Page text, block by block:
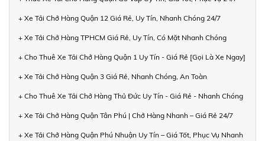
+ Xe Tải Chở Hàng Quận 12 Giá Rẻ, Uy Tín, Nhanh Chóng 24/7
+ Xe Tải Chở Hàng TPHCM Giá Rẻ, Uy Tín, Có Mặt Nhanh Chóng
+ Cho Thuê Xe Tải Chở Hàng Quận 1 Uy Tín - Giá Rẻ [Gọi Là Xe Ngay]
+ Xe Tải Chở Hàng Quận 3 Giá Rẻ, Nhanh Chóng, An Toàn
+ Cho Thuê Xe Tải Chở Hàng Thủ Đức Uy Tín - Giá Rẻ - Nhanh Chóng
+ Xe Tải Chở Hàng Quận Tân Phú | Chở Hàng Nhanh – Giá Rẻ 24/7
+ Xe Tải Chở Hàng Quận Phú Nhuận Uy Tín – Giá Tốt, Phục Vụ Nhanh